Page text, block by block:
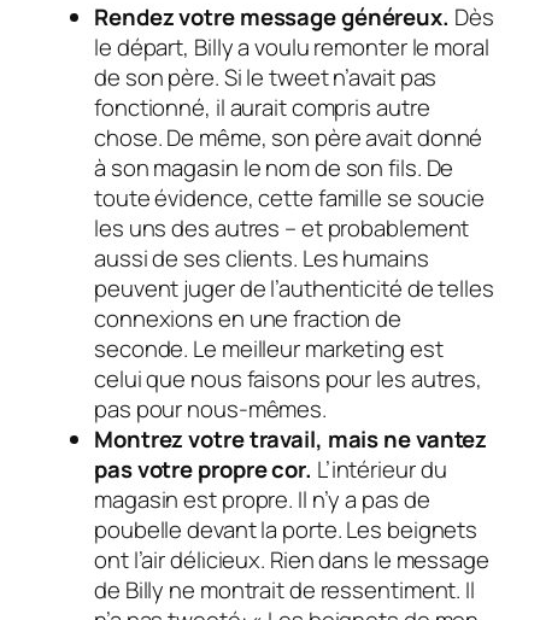
Rendez votre message généreux. Dès
le départ, Billy a voulu remonter le moral
de son père. Si le tweet n’avait pas
fonctionné, il aurait compris autre
chose. De même, son père avait donné
à son magasin le nom de son fils. De
toute évidence, cette famille se soucie
les uns des autres – et probablement
aussi de ses clients. Les humains
peuvent juger de l’authenticité de telles
connexions en une fraction de
seconde. Le meilleur marketing est
celui que nous faisons pour les autres,
pas pour nous-mêmes.
Montrez votre travail, mais ne vantez
pas votre propre cor. L’intérieur du
magasin est propre. Il n’y a pas de
poubelle devant la porte. Les beignets
ont l’air délicieux. Rien dans le message
de Billy ne montrait de ressentiment. Il